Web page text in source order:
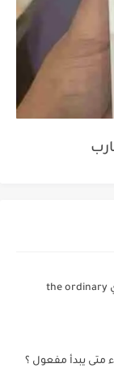
تجربتي مع سيروم ذا اورديناري the ordinary